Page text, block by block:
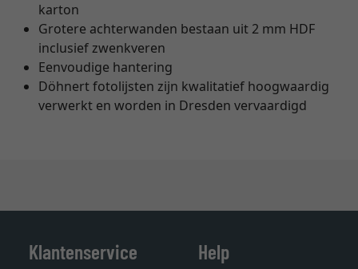
karton
Grotere achterwanden bestaan uit 2 mm HDF
inclusief zwenkveren
Eenvoudige hantering
Döhnert fotolijsten zijn kwalitatief hoogwaardig
verwerkt en worden in Dresden vervaardigd
Klantenservice Help